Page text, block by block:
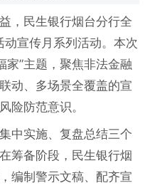
，民生银行烟台分行全
宣传月系列活动。本次
家”主题，聚焦非法金融
动、多场景全覆盖的宣
险防范意识。
中实施、复盘总结三个
筹备阶段，民生银行烟
编制警示文稿、配齐宣